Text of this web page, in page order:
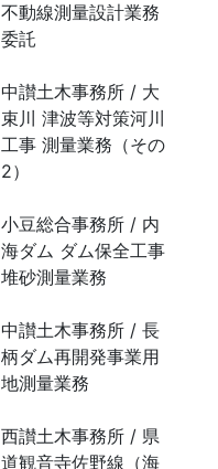
不動線測量設計業務
委託
中讃土木事務所 / 大
束川 津波等対策河川
工事 測量業務（その
2）
小豆総合事務所 / 内
海ダム ダム保全工事
堆砂測量業務
中讃土木事務所 / 長
柄ダム再開発事業用
地測量業務
西讃土木事務所 / 県
道観音寺佐野線（海